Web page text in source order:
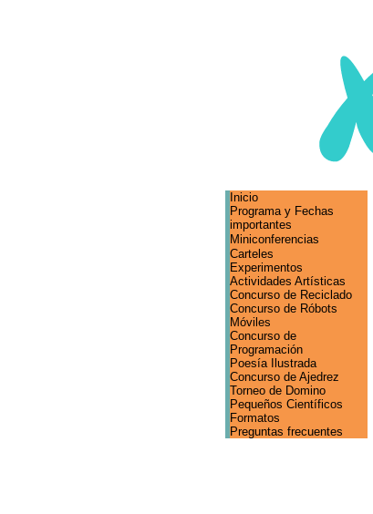
Inicio
Programa y Fechas
importantes
Miniconferencias
Carteles
Experimentos
Actividades Artísticas
Concurso de Reciclado
Concurso de Róbots
Móviles
Concurso de
Programación
Poesía Ilustrada
Concurso de Ajedrez
Torneo de Domino
Pequeños Científicos
Formatos
Preguntas frecuentes